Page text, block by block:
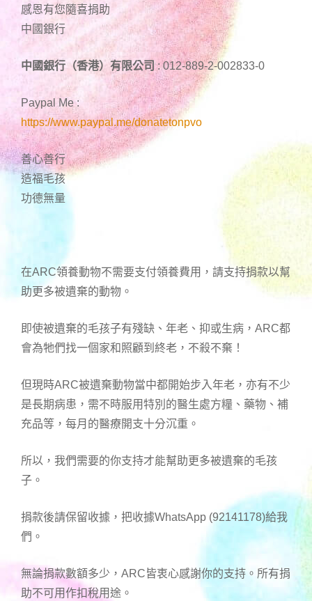
感恩有您隨喜捐助
中國銀行
中國銀行（香港）有限公司: 012-889-2-002833-0
Paypal Me :
https://www.paypal.me/donatetonpvo
善心善行
造福毛孩
功德無量
在ARC領養動物不需要支付領養費用，請支持捐款以幫
助更多被遺棄的動物。
即使被遺棄的毛孩子有殘缺、年老、抑或生病，ARC都
會為牠們找一個家和照顧到終老，不殺不棄！
但現時ARC被遺棄動物當中都開始步入年老，亦有不少
是長期病患，需不時服用特別的醫生處方糧、藥物、補
充品等，每月的醫療開支十分沉重。
所以，我們需要的你支持才能幫助更多被遺棄的毛孩
子。
捐款後請保留收據，把收據WhatsApp (92141178)給我
們。
無論捐款數額多少，ARC皆衷心感謝你的支持。所有捐
助不可用作扣稅用途。